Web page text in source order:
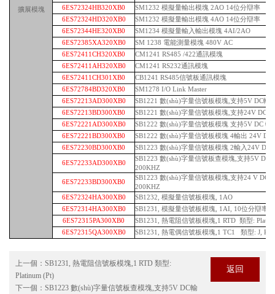
擴展模塊
6ES72324HB320XB0
SM1232 模擬量輸出模塊 2AO 14位分辯率
6ES72324HD320XB0
SM1232 模擬量輸出模塊 4AO 14位分辯率
6ES72344HE320XB0
SM1234 模擬量輸入輸出模塊 4AI/2AO
6ES72385XA320XB0
SM 1238 電能測量模塊 480V AC
6ES72411CH320XB0
CM1241 RS485 /422通訊模塊
6ES72411AH320XB0
CM1241 RS232通訊模塊
6ES72411CH301XB0
CB1241 RS485信號板通訊模塊
6ES72784BD320XB0
SM1278 I/O Link Master
6ES72213AD300XB0
SB1221 數(shù)字量信號板模塊,支持5V DC輸
6ES72213BD300XB0
SB1221 數(shù)字量信號板模塊,支持24V DC
6ES72221AD300XB0
SB1222 數(shù)字量信號板模塊 支持5V DC
6ES72221BD300XB0
SB1222 數(shù)字量信號板模塊 4輸出 24V
6ES72230BD300XB0
SB1223 數(shù)字量信號板模塊 2輸入24V DC/
6ES72233AD300XB0
SB1223 數(shù)字量信號板查模塊,支持5V
200KHZ
6ES72233BD300XB0
SB1223 數(shù)字量信號板模塊,支持24 V DC
200KHZ
6ES72324HA300XB0
SB1232, 模擬量信號板模塊, 1AO
6ES72314HA300XB0
SB1231, 模擬量信號板模塊, 1AI, 10位分辯率,
6ES72315PA300XB0
SB1231, 熱電阻信號板模塊,1 RTD 類型:
6ES72315QA300XB0
SB1231, 熱電偶信號板模塊,1 TC1 類型: J, K
上一個： SB1231, 熱電阻信號板模塊,1 RTD 類型:
Platinum (Pt)
下一個： SB1223 數(shù)字量信號板查模塊,支持5V DC輸
返回